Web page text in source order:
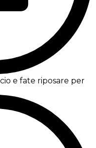
e fate riposare per